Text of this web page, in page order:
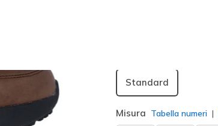
Standard
Misura Tabella numeri